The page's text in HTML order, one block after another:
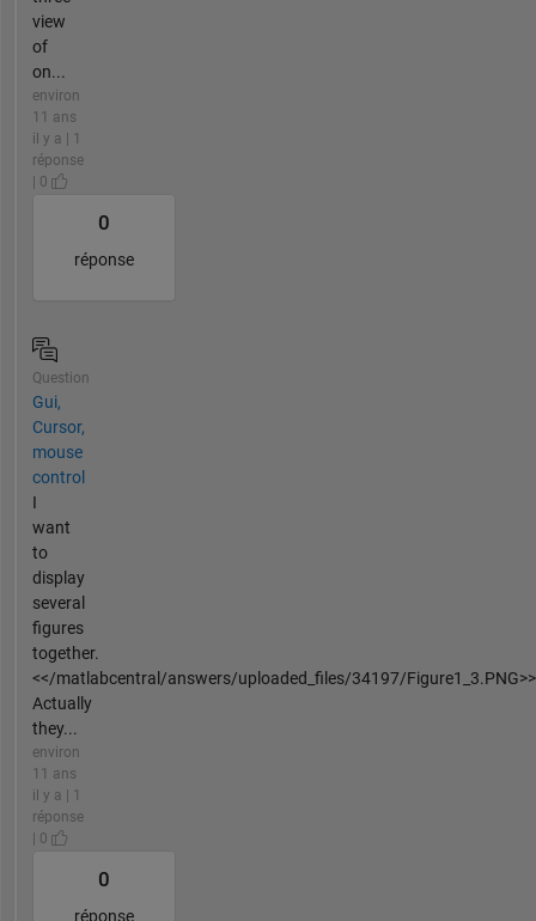
view
of
on...
environ
11 ans
il y a | 1
réponse
| 0
0
réponse
Question
Gui,
Cursor,
mouse
control
I
want
to
display
several
figures
together.
<</matlabcentral/answers/uploaded_files/34197/Figure1_3.PNG>>
Actually
they...
environ
11 ans
il y a | 1
réponse
| 0
0
réponse